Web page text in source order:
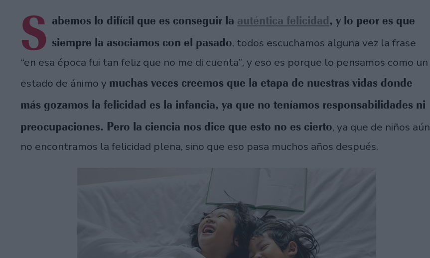
S abemos lo difícil que es conseguir la auténtica felicidad, y lo peor es que
siempre la asociamos con el pasado, todos escuchamos alguna vez la frase
“en esa época fui tan feliz que no me di cuenta”, y eso es porque lo pensamos como un
estado de ánimo y muchas veces creemos que la etapa de nuestras vidas donde
más gozamos la felicidad es la infancia, ya que no teníamos responsabilidades ni
preocupaciones. Pero la ciencia nos dice que esto no es cierto, ya que de niños aún
no encontramos la felicidad plena, sino que eso pasa muchos años después.